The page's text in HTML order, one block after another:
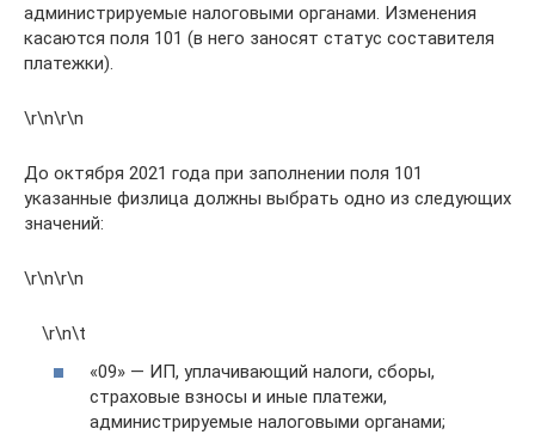
администрируемые налоговыми органами. Изменения
касаются поля 101 (в него заносят статус составителя
платежки).
\r\n\r\n
До октября 2021 года при заполнении поля 101
указанные физлица должны выбрать одно из следующих
значений:
\r\n\r\n
\r\n\t
«09» — ИП, уплачивающий налоги, сборы,
страховые взносы и иные платежи,
администрируемые налоговыми органами;